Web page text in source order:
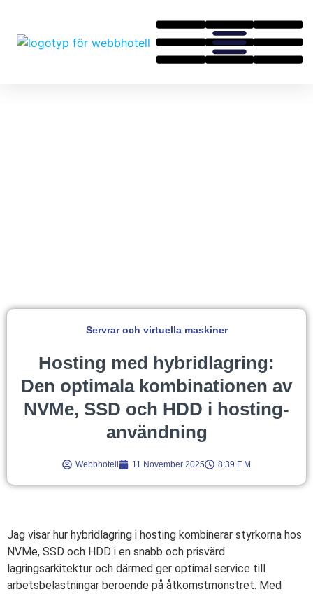
Servrar och virtuella maskiner
Hosting med hybridlagring:
Den optimala kombinationen av
NVMe, SSD och HDD i hosting-
användning
Webbhotell 11 November 2025 8:39 F M
Jag visar hur hybridlagring i hosting kombinerar styrkorna hos
NVMe, SSD och HDD i en snabb och prisvärd
lagringsarkitektur och därmed ger optimal service till
arbetsbelastningar beroende på åtkomstmönstret. Med